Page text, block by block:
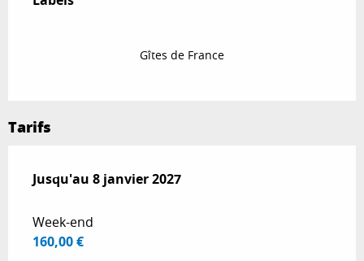
Gîtes de France
Tarifs
Du20 décembre 2025au
Jusqu'au 8 janvier 2027
Week-end
160,00 €